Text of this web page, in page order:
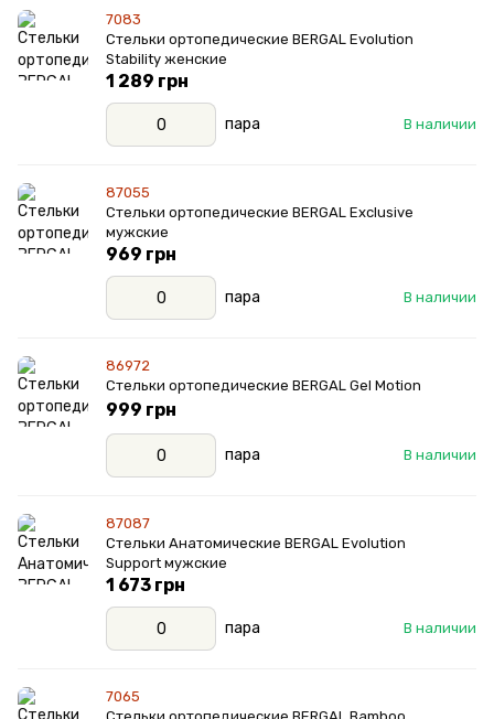
7083
Стельки ортопедические BERGAL Evolution
Stability женские
В наличии
1 289 грн
пара
87055
Стельки ортопедические BERGAL Exclusive
мужские
В наличии
969 грн
пара
86972
Стельки ортопедические BERGAL Gel Motion
В наличии
999 грн
пара
87087
Стельки Анатомические BERGAL Evolution
Support мужские
В наличии
1 673 грн
пара
7065